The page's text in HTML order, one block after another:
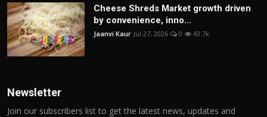
Cheese Shreds Market growth driven
by convenience, inno...
Jaanvi Kaur Jul 27, 2026 0 43.7k
Newsletter
Join our subscribers list to get the latest news, updates and